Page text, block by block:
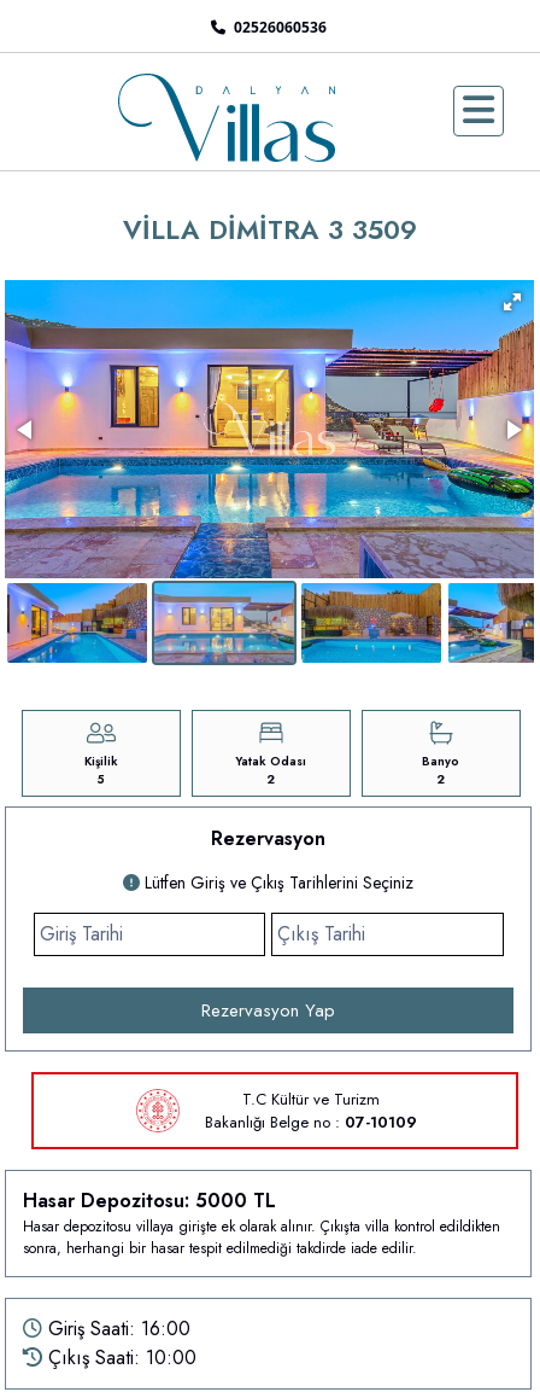
02526060536
VİLLA DİMİTRA 3 3509
Kişilik
5
Yatak Odası
2
Banyo
2
Rezervasyon
Lütfen Giriş ve Çıkış Tarihlerini Seçiniz
Rezervasyon Yap
T.C Kültür ve Turizm
BakanlığıBelge no : 07-10109
Hasar Depozitosu: 5000 TL
Hasar depozitosu villaya girişte ek olarak alınır. Çıkışta villa kontrol edildikten
sonra, herhangi bir hasar tespit edilmediği takdirde iade edilir.
Giriş Saati: 16:00
Çıkış Saati: 10:00